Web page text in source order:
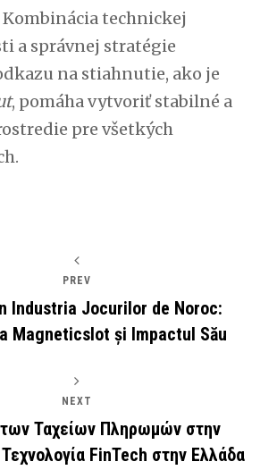
technickej
a správnej stratégie
na stiahnutie, ako je
, pomáha vytvoriť stabilné a
pre všetkých
PREV
Industria Jocurilor de Noroc:
Magneticslot și Impactul Său
NEXT
Ταχείων Πληρωμών στην
FinTech στην Ελλάδα